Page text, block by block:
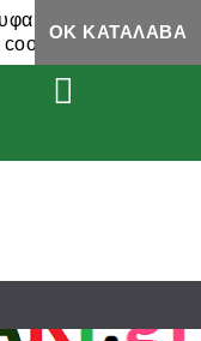
εμπειρία,
cookies.
ΟΚ ΚΑΤΆΛΑΒΑ